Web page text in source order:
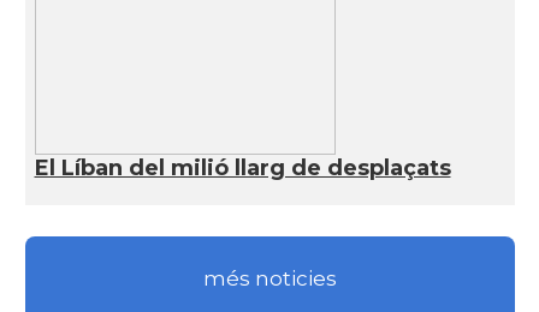
El Líban del milió llarg de desplaçats
més noticies